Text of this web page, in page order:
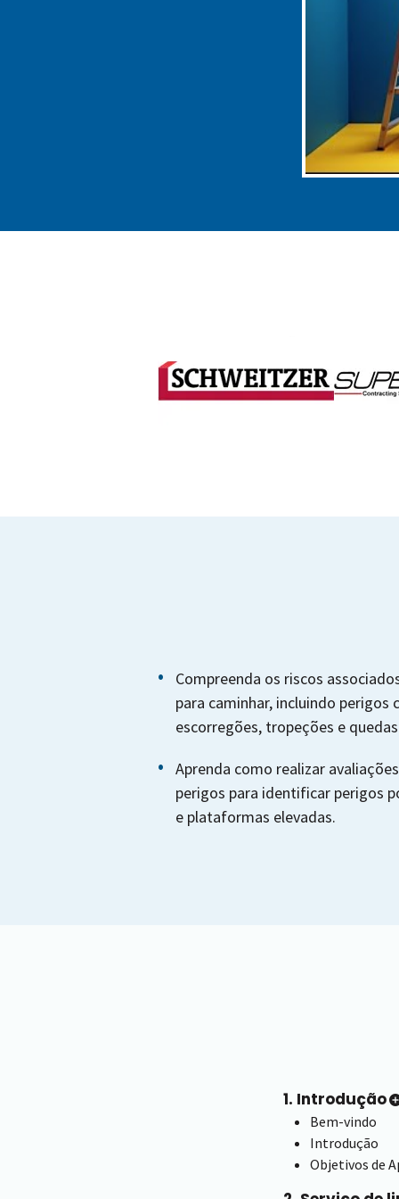
Compreenda os riscos
para caminhar, incluindo perigos
escorregões, tropeções e
Aprenda como realizar
perigos para identificar perigos
e plataformas elevadas.
1. Introdução
Bem-vindo
Introdução
Objetivos de